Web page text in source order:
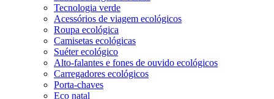
Tecnologia verde
Acessórios de viagem ecológicos
Roupa ecológica
Camisetas ecológicas
Suéter ecológico
Alto-falantes e fones de ouvido ecológicos
Carregadores ecológicos
Porta-chaves
Eco natal